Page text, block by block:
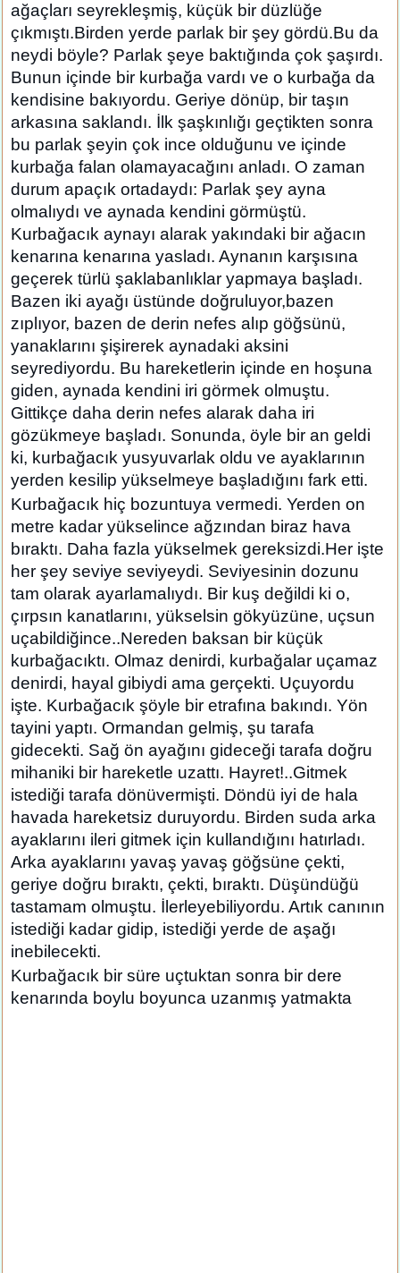
ağaçları seyrekleşmiş, küçük bir düzlüğe
çıkmıştı.Birden yerde parlak bir şey gördü.Bu da
neydi böyle? Parlak şeye baktığında çok şaşırdı.
Bunun içinde bir kurbağa vardı ve o kurbağa da
kendisine bakıyordu. Geriye dönüp, bir taşın
arkasına saklandı. İlk şaşkınlığı geçtikten sonra
bu parlak şeyin çok ince olduğunu ve içinde
kurbağa falan olamayacağını anladı. O zaman
durum apaçık ortadaydı: Parlak şey ayna
olmalıydı ve aynada kendini görmüştü.
Kurbağacık aynayı alarak yakındaki bir ağacın
kenarına kenarına yasladı. Aynanın karşısına
geçerek türlü şaklabanlıklar yapmaya başladı.
Bazen iki ayağı üstünde doğruluyor,bazen
zıplıyor, bazen de derin nefes alıp göğsünü,
yanaklarını şişirerek aynadaki aksini
seyrediyordu. Bu hareketlerin içinde en hoşuna
giden, aynada kendini iri görmek olmuştu.
Gittikçe daha derin nefes alarak daha iri
gözükmeye başladı. Sonunda, öyle bir an geldi
ki, kurbağacık yusyuvarlak oldu ve ayaklarının
yerden kesilip yükselmeye başladığını fark etti.
Kurbağacık hiç bozuntuya vermedi. Yerden on
metre kadar yükselince ağzından biraz hava
bıraktı. Daha fazla yükselmek gereksizdi.Her işte
her şey seviye seviyeydi. Seviyesinin dozunu
tam olarak ayarlamalıydı. Bir kuş değildi ki o,
çırpsın kanatlarını, yükselsin gökyüzüne, uçsun
uçabildiğince..Nereden baksan bir küçük
kurbağacıktı. Olmaz denirdi, kurbağalar uçamaz
denirdi, hayal gibiydi ama gerçekti. Uçuyordu
işte. Kurbağacık şöyle bir etrafına bakındı. Yön
tayini yaptı. Ormandan gelmiş, şu tarafa
gidecekti. Sağ ön ayağını gideceği tarafa doğru
mihaniki bir hareketle uzattı. Hayret!..Gitmek
istediği tarafa dönüvermişti. Döndü iyi de hala
havada hareketsiz duruyordu. Birden suda arka
ayaklarını ileri gitmek için kullandığını hatırladı.
Arka ayaklarını yavaş yavaş göğsüne çekti,
geriye doğru bıraktı, çekti, bıraktı. Düşündüğü
tastamam olmuştu. İlerleyebiliyordu. Artık canının
istediği kadar gidip, istediği yerde de aşağı
inebilecekti.
Kurbağacık bir süre uçtuktan sonra bir dere
kenarında boylu boyunca uzanmış yatmakta